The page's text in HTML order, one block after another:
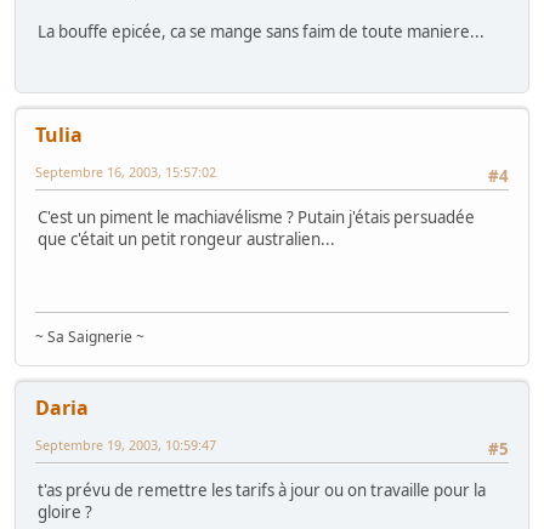
La bouffe epicée, ca se mange sans faim de toute maniere...
Tulia
#4
Septembre 16, 2003, 15:57:02
C'est un piment le machiavélisme ? Putain j'étais persuadée
que c'était un petit rongeur australien...
~ Sa Saignerie ~
Daria
#5
Septembre 19, 2003, 10:59:47
t'as prévu de remettre les tarifs à jour ou on travaille pour la
gloire ?